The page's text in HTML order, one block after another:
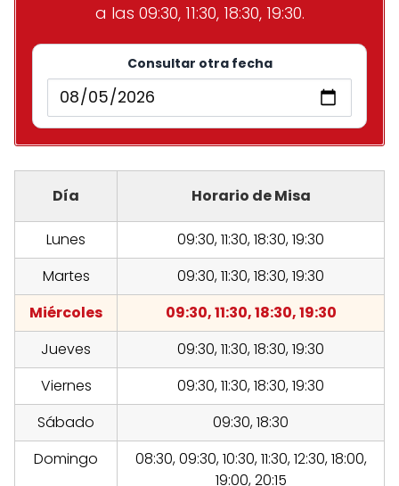
a las 09:30, 11:30, 18:30, 19:30.
Consultar otra fecha
Día Horario de Misa
Lunes
09:30, 11:30, 18:30, 19:30
Martes
09:30, 11:30, 18:30, 19:30
Miércoles
09:30, 11:30, 18:30, 19:30
Jueves
09:30, 11:30, 18:30, 19:30
Viernes
09:30, 11:30, 18:30, 19:30
Sábado
09:30, 18:30
Domingo
08:30, 09:30, 10:30, 11:30, 12:30, 18:00,
19:00, 20:15